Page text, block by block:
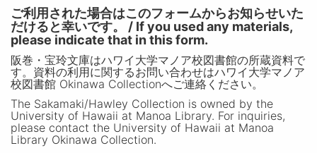
ご利用された場合はこのフォームからお知らせいた
だけると幸いです。 / If you used any materials,
please indicate that in this form.
阪巻・宝玲文庫はハワイ大学マノア校図書館の所蔵資料で
す。資料の利用に関するお問い合わせはハワイ大学マノア
校図書館 Okinawa Collectionへご連絡ください。
The Sakamaki/Hawley Collection is owned by the
University of Hawaii at Manoa Library. For inquiries,
please contact the University of Hawaii at Manoa
Library Okinawa Collection.